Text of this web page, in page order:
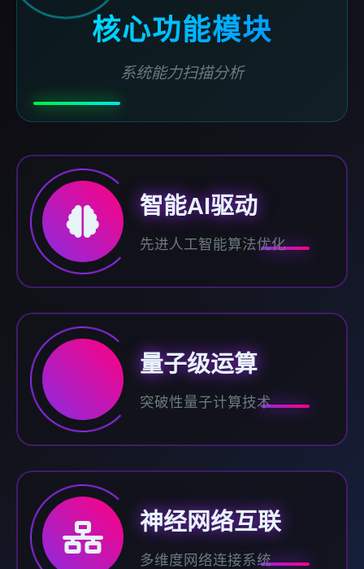
核心功能模块
系统能力扫描分析
智能AI驱动
先进人工智能算法优化
量子级运算
突破性量子计算技术
神经网络互联
多维度网络连接系统